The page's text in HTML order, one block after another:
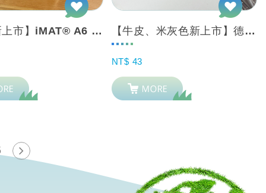
【粉色新上市】iMAT® A6 Bible Size 創作書寫墊板_6孔_ 手帳... 【牛皮、米灰色新上市】德國進口防水皮革紙製自黏筆套 3入組 手帳本/資料夾/電腦...
NT$ 43